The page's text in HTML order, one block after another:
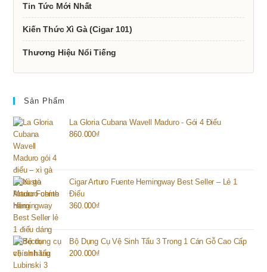
Tin Tức Mới Nhất
Kiến Thức Xì Gà (Cigar 101)
Thương Hiệu Nổi Tiếng
Sản Phẩm
La Gloria Cubana Wavell Maduro - Gói 4 Điếu
860.000₫
Cigar Arturo Fuente Hemingway Best Seller – Lẻ 1
Điếu
360.000₫
Bộ Dụng Cụ Vệ Sinh Tẩu 3 Trong 1 Cán Gỗ Cao Cấp
200.000₫